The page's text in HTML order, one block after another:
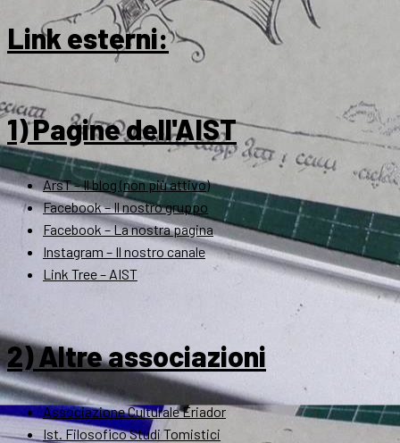
Link esterni:
1) Pagine dell'AIST
ArsT – Il blog (non più attivo)
Facebook – Il nostro gruppo
Facebook – La nostra pagina
Instagram – Il nostro canale
Link Tree – AIST
2) Altre associazioni
Associazione Culturale Eriador
Ist. Filosofico Studi Tomistici